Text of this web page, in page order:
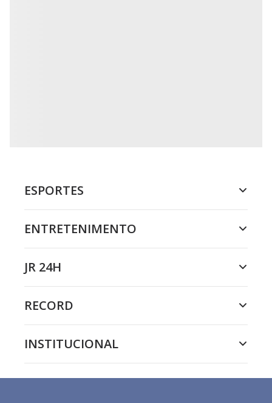
ESPORTES
ENTRETENIMENTO
JR 24H
RECORD
INSTITUCIONAL